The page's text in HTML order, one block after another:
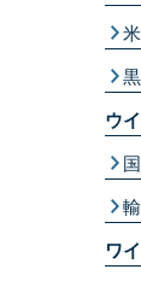
米
ウ
ワ